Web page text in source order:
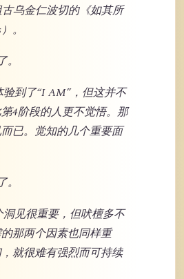
乌金仁波切的《如其所
。
验到了“I AM”，但这并不
4阶段的人更不觉悟。那
已。觉知的几个重要面
洞见很重要，但吠檀多不
那两个因素也同样重
就很难有强烈而可持续